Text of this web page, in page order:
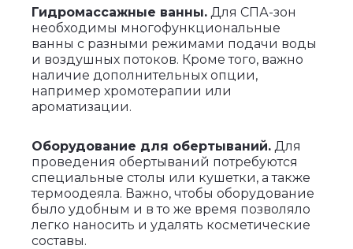
Гидромассажные ванны. Для СПА-зон
необходимы многофункциональные
ванны с разными режимами подачи воды
и воздушных потоков. Кроме того, важно
наличие дополнительных опции,
например хромотерапии или
ароматизации.
Оборудование для обертываний. Для
проведения обертываний потребуются
специальные столы или кушетки, а также
термоодеяла. Важно, чтобы оборудование
было удобным и в то же время позволяло
легко наносить и удалять косметические
составы.